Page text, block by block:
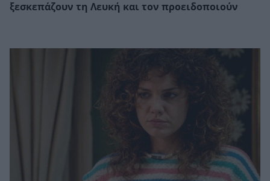
ξεσκεπάζουν τη Λευκή και τον προειδοποιούν